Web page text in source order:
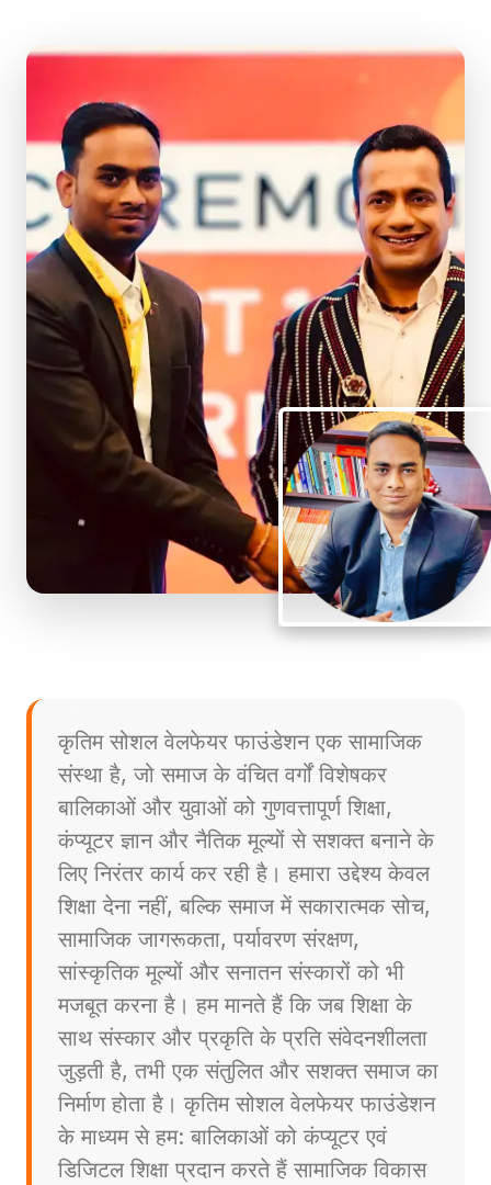
कृतिम सोशल वेलफेयर फाउंडेशन एक सामाजिक
संस्था है, जो समाज के वंचित वर्गों विशेषकर
बालिकाओं और युवाओं को गुणवत्तापूर्ण शिक्षा,
कंप्यूटर ज्ञान और नैतिक मूल्यों से सशक्त बनाने के
लिए निरंतर कार्य कर रही है। हमारा उद्देश्य केवल
शिक्षा देना नहीं, बल्कि समाज में सकारात्मक सोच,
सामाजिक जागरूकता, पर्यावरण संरक्षण,
सांस्कृतिक मूल्यों और सनातन संस्कारों को भी
मजबूत करना है। हम मानते हैं कि जब शिक्षा के
साथ संस्कार और प्रकृति के प्रति संवेदनशीलता
जुड़ती है, तभी एक संतुलित और सशक्त समाज का
निर्माण होता है। कृतिम सोशल वेलफेयर फाउंडेशन
के माध्यम से हम: बालिकाओं को कंप्यूटर एवं
डिजिटल शिक्षा प्रदान करते हैं सामाजिक विकास